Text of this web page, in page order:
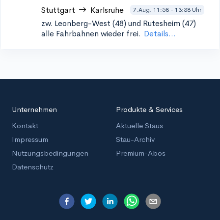
Stuttgart Karlsruhe 7.Aug. 11:58 - 13:38 Uhr
zw. Leonberg-West (48) und Rutesheim (47)
alle Fahrbahnen wieder frei. Details...
Unternehmen
Kontakt
Impressum
Nutzungsbedingungen
Datenschutz
Produkte & Services
Aktuelle Staus
Stau-Archiv
Premium-Abos